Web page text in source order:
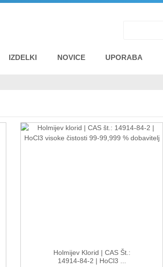
IZDELKI NOVICE UPORABA
Holmijev Klorid | CAS Št.:
14914-84-2 | HoCl3 ...